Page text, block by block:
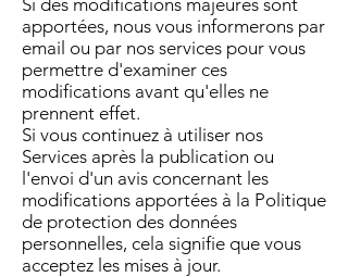
Si des modifications majeures sont
apportées, nous vous informerons par
email ou par nos services pour vous
permettre d'examiner ces
modifications avant qu'elles ne
prennent effet.
Si vous continuez à utiliser nos
Services après la publication ou
l'envoi d'un avis concernant les
modifications apportées à la Politique
de protection des données
personnelles, cela signifie que vous
acceptez les mises à jour.